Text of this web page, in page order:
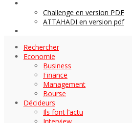
Challenge en version PDF
ATTAHADI en version pdf
Rechercher
Economie
Business
Finance
Management
Bourse
Décideurs
Ils font l’actu